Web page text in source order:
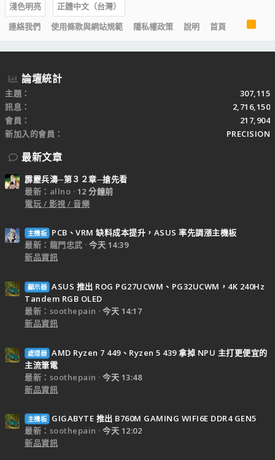
淺色明亮
正體中文（台灣）
連絡我們
使用條款與網站規範 隱私權政策 說明 首頁
S
論壇統計
主題
307,115
訊息
2,716,150
會員
217,904
新加入的會員
PRECISION
最新文章
霹靂兵濤─第３２章─搶先看
最新：allno
12 分鐘前
電玩 / 影視 / 音樂
主機板
PCB、VRM 缺料成本提升，ASUS 率先調漲主機板
最新：龍門忠武
今天 14:39
新品資訊
顯示器 ASUS 推出 ROG PG27UCWM、PG32UCWM，4K 240Hz
Tandem RGB OLED
最新：soothepain
今天 14:17
新品資訊
處理器 AMD Ryzen 7 449、Ryzen 5 439 拿掉 NPU 主打更便宜的
主流筆電
最新：soothepain
今天 13:48
新品資訊
主機板
GIGABYTE 推出 B760M GAMING WIFI6E DDR4 GEN5
最新：soothepain
今天 12:02
新品資訊